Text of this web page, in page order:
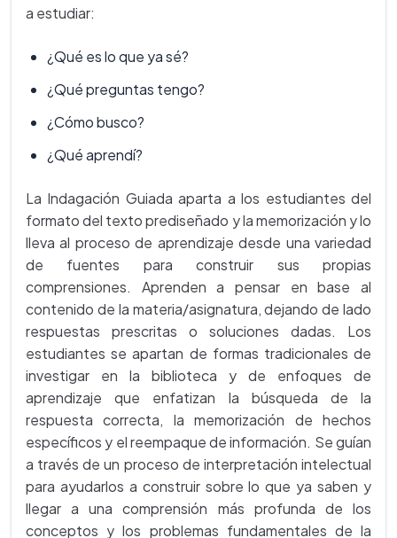
a estudiar:
¿Qué es lo que ya sé?
¿Qué preguntas tengo?
¿Cómo busco?
¿Qué aprendí?
La Indagación Guiada aparta a los estudiantes del
formato del texto prediseñado y la memorización y lo
lleva al proceso de aprendizaje desde una variedad
de fuentes para construir sus propias
comprensiones. Aprenden a pensar en base al
contenido de la materia/asignatura, dejando de lado
respuestas prescritas o soluciones dadas. Los
estudiantes se apartan de formas tradicionales de
investigar en la biblioteca y de enfoques de
aprendizaje que enfatizan la búsqueda de la
respuesta correcta, la memorización de hechos
específicos y el reempaque de información. Se guían
a través de un proceso de interpretación intelectual
para ayudarlos a construir sobre lo que ya saben y
llegar a una comprensión más profunda de los
conceptos y los problemas fundamentales de la